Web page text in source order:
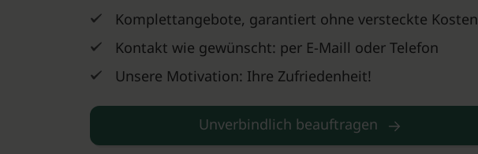
Komplettangebote, garantiert ohne versteckte Kosten
Kontakt wie gewünscht: per E-Maill oder Telefon
Unsere Motivation: Ihre Zufriedenheit!
Unverbindlich beauftragen